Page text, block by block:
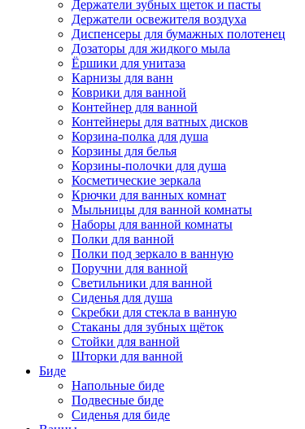
Держатели зубных щеток и пасты
Держатели освежителя воздуха
Диспенсеры для бумажных полотенец
Дозаторы для жидкого мыла
Ёршики для унитаза
Карнизы для ванн
Коврики для ванной
Контейнер для ванной
Контейнеры для ватных дисков
Корзина-полка для душа
Корзины для белья
Корзины-полочки для душа
Косметические зеркала
Крючки для ванных комнат
Мыльницы для ванной комнаты
Наборы для ванной комнаты
Полки для ванной
Полки под зеркало в ванную
Поручни для ванной
Светильники для ванной
Сиденья для душа
Скребки для стекла в ванную
Стаканы для зубных щёток
Стойки для ванной
Шторки для ванной
Биде
Напольные биде
Подвесные биде
Сиденья для биде